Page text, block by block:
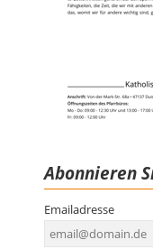
Abonnieren
Emailadresse